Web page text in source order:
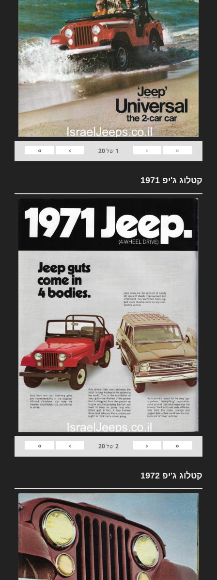
«
‹
1 של20
›
»
קטלוג ג'יפ 1971
«
‹
2של20
›
»
קטלוג ג'יפ 1972